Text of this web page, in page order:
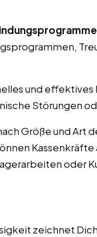
und effektives
Störungen
Größe und Art
oder
zeichnet